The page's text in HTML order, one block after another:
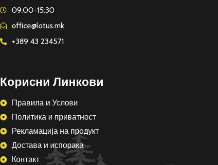
09:00-15:30
office@lotus.mk
+389 43 234571
Корисни Линкови
Правила и Услови
Политика и приватност
Рекламација на продукт
Достава и испорака
Контакт